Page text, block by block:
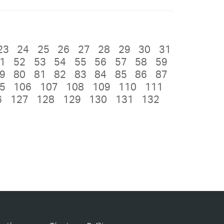
24 25 26 27 28 29 30
31
52 53 54 55 56 57 58
59
80 81 82 83 84 85 86
87
106 107 108 109 110
111
127 128 129 130 131 132